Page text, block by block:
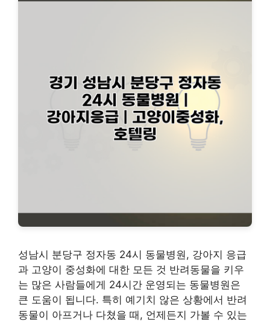
성남시 분당구 정자동 24시 동물병원, 강아지 응급
과 고양이 중성화에 대한 모든 것 반려동물을 키우
는 많은 사람들에게 24시간 운영되는 동물병원은
큰 도움이 됩니다. 특히 예기치 않은 상황에서 반려
동물이 아프거나 다쳤을 때, 언제든지 가볼 수 있는